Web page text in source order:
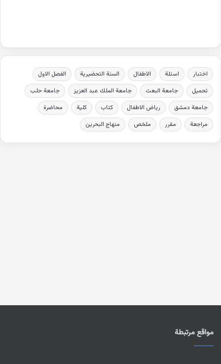
اختبار اسئلة الاطفال السنة التحضيرية
الفصل الاول
تحميل
جامعة البعث جامعة الملك عبد العزيز
جامعة حلب
جامعة دمشق
رياض الاطفال كتاب كلية
محاضرة
مراجعة
مقرر ملخص منهاج البحرين
مواقع مرتبطة